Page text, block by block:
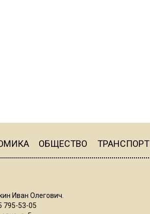
ОБЩЕСТВО ТРАНСПОРТ
Иван Олегович.
795-53-05